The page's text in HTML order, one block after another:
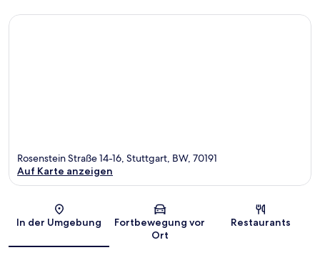
Karte
Rosenstein Straße 14-16, Stuttgart, BW, 70191
Auf Karte anzeigen
In der Umgebung
Fortbewegung vor
Ort
Restaurants